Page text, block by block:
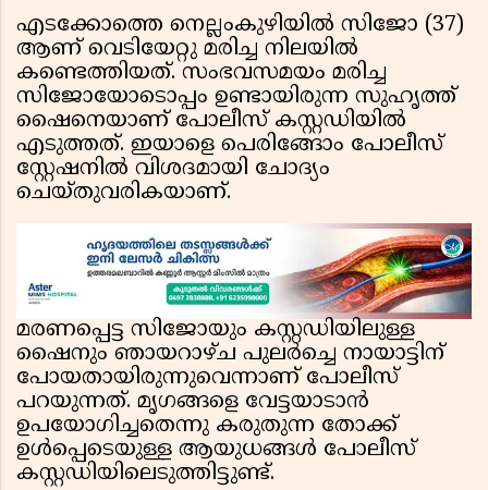
എടക്കോത്തെ നെല്ലംകുഴിയിൽ സിജോ (37)
ആണ് വെടിയേറ്റു മരിച്ച നിലയിൽ
കണ്ടെത്തിയത്. സംഭവസമയം മരിച്ച
സിജോയോടൊപ്പം ഉണ്ടായിരുന്ന സുഹൃത്ത്
ഷൈനെയാണ് പോലീസ് കസ്റ്റഡിയിൽ
എടുത്തത്. ഇയാളെ പെരിങ്ങോം പോലീസ്
സ്റ്റേഷനിൽ വിശദമായി ചോദ്യം
ചെയ്തുവരികയാണ്.
മരണപ്പെട്ട സിജോയും കസ്റ്റഡിയിലുള്ള
ഷൈനും ഞായറാഴ്ച പുലർച്ചെ നായാട്ടിന്
പോയതായിരുന്നുവെന്നാണ് പോലീസ്
പറയുന്നത്. മൃഗങ്ങളെ വേട്ടയാടാൻ
ഉപയോഗിച്ചതെന്നു കരുതുന്ന തോക്ക്
ഉൾപ്പെടെയുള്ള ആയുധങ്ങൾ പോലീസ്
കസ്റ്റഡിയിലെടുത്തിട്ടുണ്ട്.